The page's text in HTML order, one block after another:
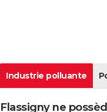
Industrie polluante
Flassigny ne